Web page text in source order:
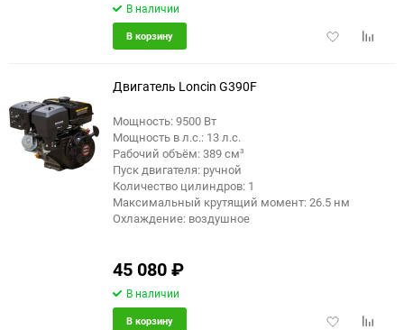
В наличии
Добавить
В корзину
Двигатель Loncin G390F
Мощность: 9500 Вт
Мощность в л.с.: 13 л.с.
Рабочий объём: 389 см³
Пуск двигателя: ручной
Количество цилиндров: 1
Максимальный крутящий момент: 26.5 нм
Охлаждение: воздушное
45 080₽
В наличии
Добавить
В корзину